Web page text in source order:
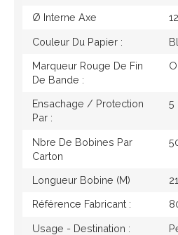
Ø Interne Axe
Couleur Du Papier :
Marqueur Rouge De Fin
De Bande :
Ensachage / Protection
Par :
5
Nbre De Bobines Par
Carton
Longueur Bobine (M) 21
Référence Fabricant :
Usage - Destination :